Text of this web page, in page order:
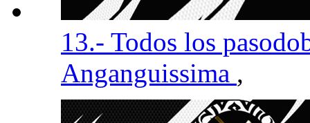
13.- Todos los
Anganguissima ,